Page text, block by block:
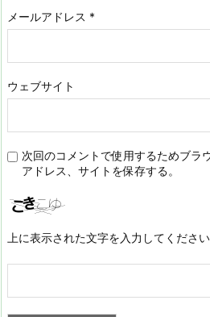
メールアドレス *
ウェブサイト
次回のコメントで使用するためブラ
アドレス、サイトを保存する。
上に表示された文字を入力してください